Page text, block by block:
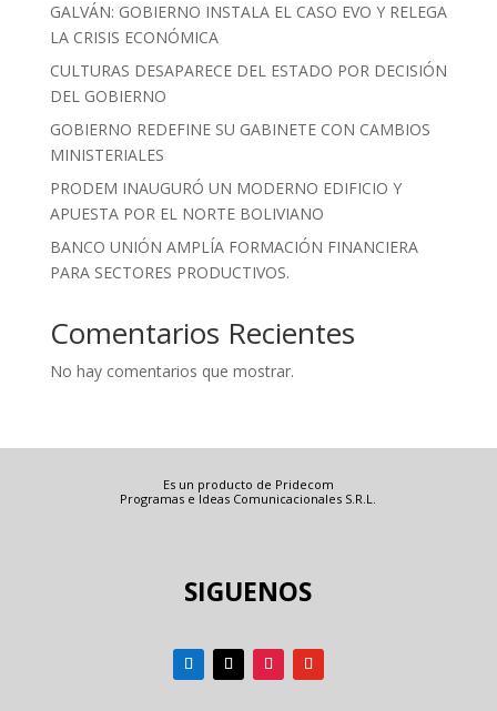
GALVÁN: GOBIERNO INSTALA EL CASO EVO Y RELEGA
LA CRISIS ECONÓMICA
CULTURAS DESAPARECE DEL ESTADO POR DECISIÓN
DEL GOBIERNO
GOBIERNO REDEFINE SU GABINETE CON CAMBIOS
MINISTERIALES
PRODEM INAUGURÓ UN MODERNO EDIFICIO Y
APUESTA POR EL NORTE BOLIVIANO
BANCO UNIÓN AMPLÍA FORMACIÓN FINANCIERA
PARA SECTORES PRODUCTIVOS.
Comentarios Recientes
No hay comentarios que mostrar.
Es un producto de Pridecom
Programas e Ideas Comunicacionales S.R.L.
SIGUENOS